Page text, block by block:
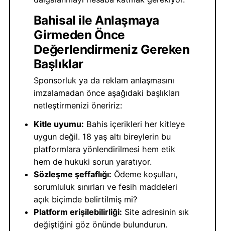
Bahisal ile Anlaşmaya
Girmeden Önce
Değerlendirmeniz Gereken
Başlıklar
Sponsorluk ya da reklam anlaşmasını
imzalamadan önce aşağıdaki başlıkları
netleştirmenizi öneririz:
Kitle uyumu: Bahis içerikleri her kitleye
uygun değil. 18 yaş altı bireylerin bu
platformlara yönlendirilmesi hem etik
hem de hukuki sorun yaratıyor.
Sözleşme şeffaflığı: Ödeme koşulları,
sorumluluk sınırları ve fesih maddeleri
açık biçimde belirtilmiş mi?
Platform erişilebilirliği: Site adresinin sık
değiştiğini göz önünde bulundurun.